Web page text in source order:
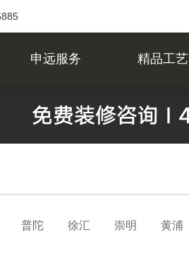
申远服务 精品工艺
普陀 徐汇 崇明 黄浦